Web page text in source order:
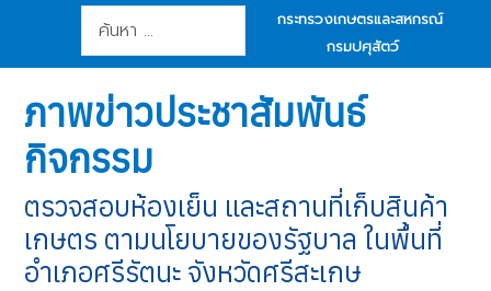
การค้นหา
กระทรวงเกษตรและสหกรณ์
กรมปศุสัตว์
ภาพข่าวประชาสัมพันธ์
กิจกรรม
ตรวจสอบห้องเย็น และสถานที่เก็บสินค้า
เกษตร ตามนโยบายของรัฐบาล ในพื้นที่
อำเภอศรีรัตนะ จังหวัดศรีสะเกษ